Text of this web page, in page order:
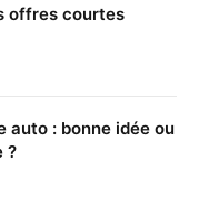
offres courtes
auto : bonne idée ou
?